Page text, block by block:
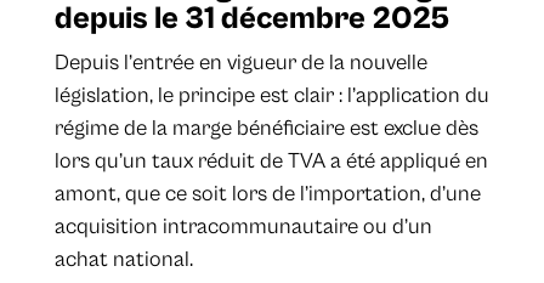
depuis le 31 décembre 2025
Depuis l’entrée en vigueur de la nouvelle
législation, le principe est clair : l’application du
régime de la marge bénéficiaire est exclue dès
lors qu’un taux réduit de TVA a été appliqué en
amont, que ce soit lors de l’importation, d’une
acquisition intracommunautaire ou d’un
achat national.